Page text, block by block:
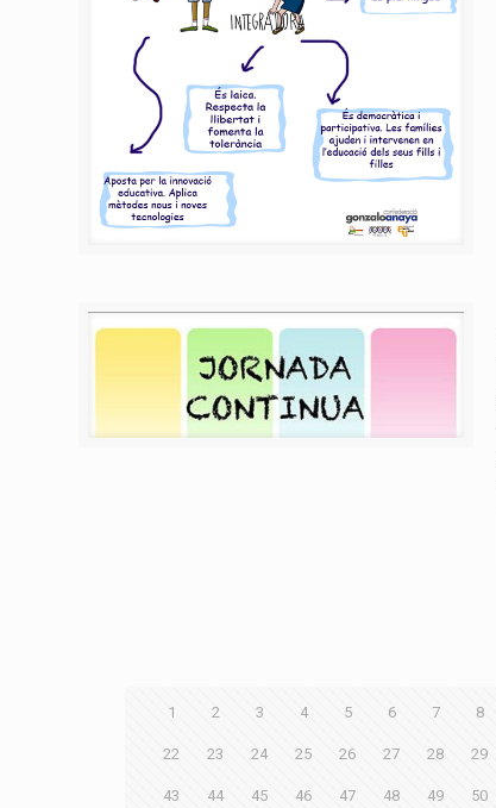
1 2 3 4 5 6 7 8
22 23 24 25 26 27 28 29
43 44 45 46 47 48 49 50